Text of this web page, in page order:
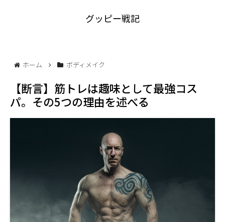
グッピー戦記
ホーム ボディメイク
【断言】筋トレは趣味として最強コス
パ。その5つの理由を述べる